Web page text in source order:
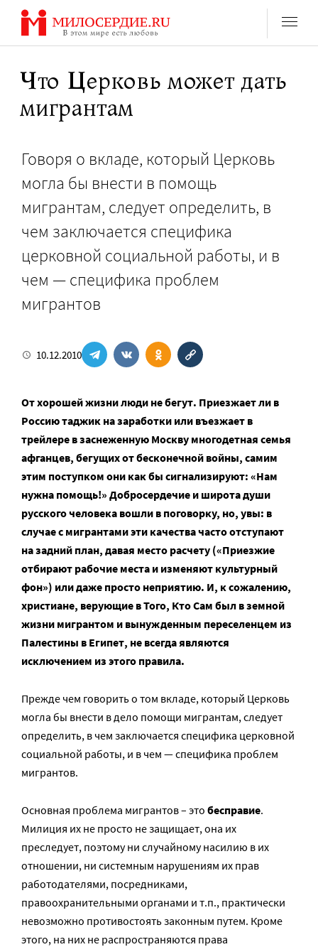
Перейти
содержанию
Что Церковь может дать
мигрантам
Говоря о вкладе, который Церковь
могла бы внести в помощь
мигрантам, следует определить, в
чем заключается специфика
церковной социальной работы, и в
чем — специфика проблем
мигрантов
10.12.2010
От хорошей жизни люди не бегут. Приезжает ли в
Россию таджик на заработки или въезжает в
трейлере в заснеженную Москву многодетная семья
афганцев, бегущих от бесконечной войны, самим
этим поступком они как бы сигнализируют: «Нам
нужна помощь!» Добросердечие и широта души
русского человека вошли в поговорку, но, увы: в
случае с мигрантами эти качества часто отступают
на задний план, давая место расчету («Приезжие
отбирают рабочие места и изменяют культурный
фон») или даже просто неприятию. И, к сожалению,
христиане, верующие в Того, Кто Сам был в земной
жизни мигрантом и вынужденным переселенцем из
Палестины в Египет, не всегда являются
исключением из этого правила.
Прежде чем говорить о том вкладе, который Церковь
могла бы внести в дело помощи мигрантам, следует
определить, в чем заключается специфика церковной
социальной работы, и в чем — специфика проблем
мигрантов.
Основная проблема мигрантов – это бесправие.
Милиция их не просто не защищает, она их
преследует, поэтому ни случайному насилию в их
отношении, ни системным нарушениям их прав
работодателями, посредниками,
правоохранительными органами и т.п., практически
невозможно противостоять законным путем. Кроме
этого, на них не распространяются права